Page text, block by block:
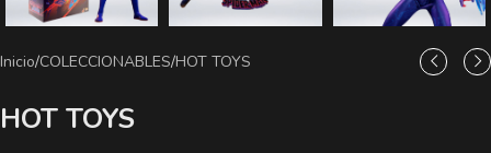
Inicio/COLECCIONABLES/HOT TOYS
HOT TOYS